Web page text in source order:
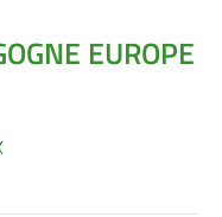
EUROPE